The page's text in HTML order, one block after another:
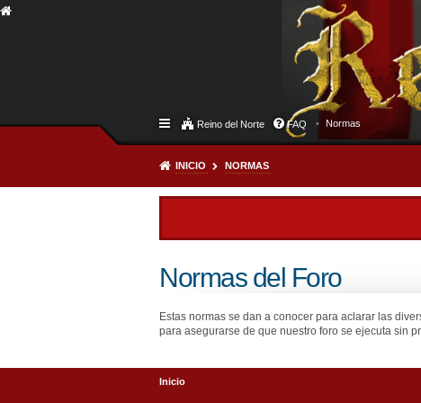
Reino del Norte FAQ Normas
INICIO NORMAS
Normas del Foro
Estas normas se dan a conocer para aclarar las
para asegurarse de que nuestro foro se ejecuta sin
Inicio